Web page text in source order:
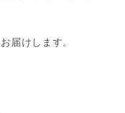
届けします。